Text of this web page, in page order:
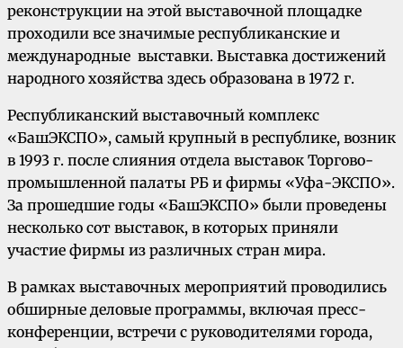
реконструкции на этой выставочной площадке
проходили все значимые республиканские и
международные выставки. Выставка достижений
народного хозяйства здесь образована в 1972 г.
Республиканский выставочный комплекс
«БашЭКСПО», самый крупный в республике, возник
в 1993 г. после слияния отдела выставок Торгово-
промышленной палаты РБ и фирмы «Уфа-ЭКСПО».
За прошедшие годы «БашЭКСПО» были проведены
несколько сот выставок, в которых приняли
участие фирмы из различных стран мира.
В рамках выставочных мероприятий проводились
обширные деловые программы, включая пресс-
конференции, встречи с руководителями города,